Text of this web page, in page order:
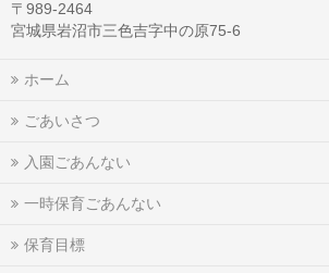
〒989-2464
宮城県岩沼市三色吉字中の原75-6
ホーム
ごあいさつ
入園ごあんない
一時保育ごあんない
保育目標